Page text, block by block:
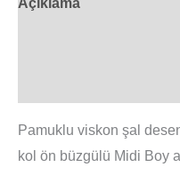
Açıklama
Pamuklu viskon şal
kol ön büzgülü Midi Boy